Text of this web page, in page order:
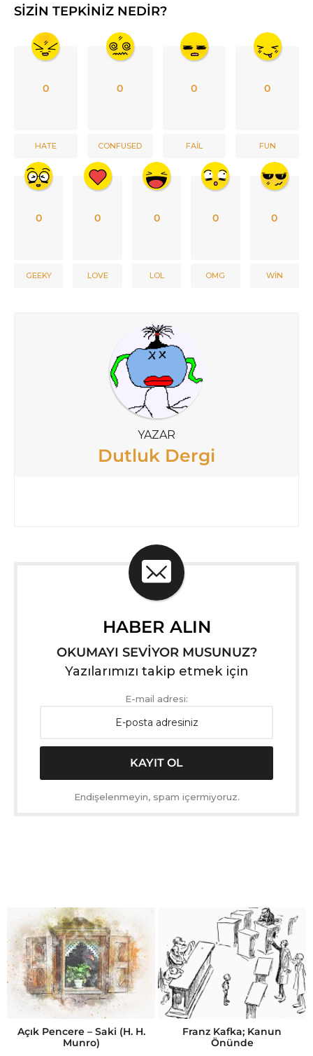
SIZIN TEPKINIZ NEDIR?
0
HATE
0
CONFUSED
0
FAIL
0
FUN
0
GEEKY
0
LOVE
0
LOL
0
OMG
0
WIN
YAZAR
Dutluk Dergi
HABER ALIN
OKUMAYI SEVİYOR MUSUNUZ?
Yazılarımızı takip etmek için
E-mail adresi:
Endişelenmeyin, spam içermiyoruz.
Açık Pencere – Saki (H. H.
Munro)
Franz Kafka; Kanun
Önünde